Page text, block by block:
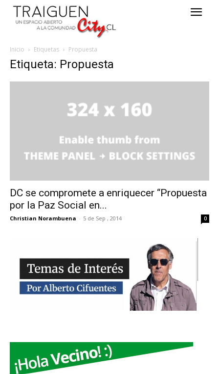
Inicio Etiquetas Propuesta
Etiqueta: Propuesta
DC se compromete a enriquecer “Propuesta
por la Paz Social en...
Christian Norambuena - 5 de Sep , 2014 0